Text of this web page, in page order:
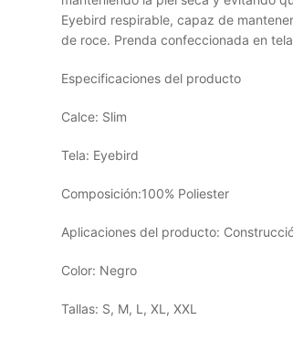
Eyebird respirable, capaz de
de roce. Prenda confeccionada en
Especificaciones del producto
Calce: Slim
Tela: Eyebird
Composición:100% Poliester
Aplicaciones del producto:
Color: Negro
Tallas: S, M, L, XL, XXL